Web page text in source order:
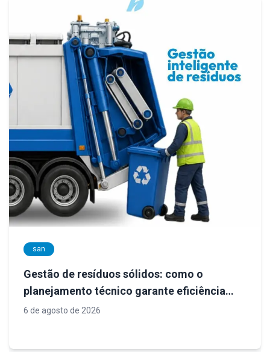
san
Gestão de resíduos sólidos: como o
planejamento técnico garante eficiência
operacional, conformidade legal e
6 de agosto de 2026